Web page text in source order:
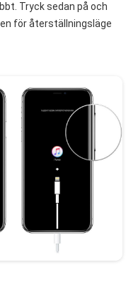
Tryck sedan på och
för återställningsläge